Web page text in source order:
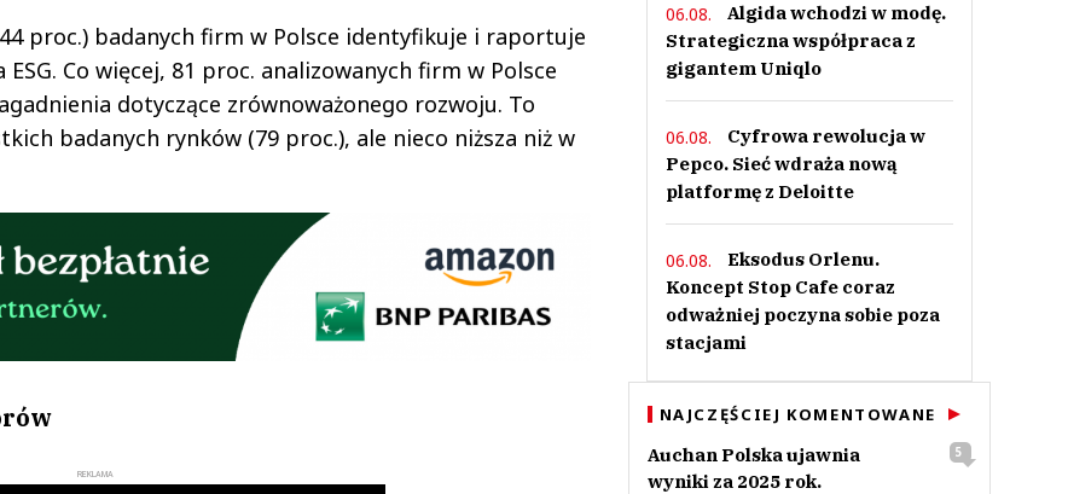
proc.) badanych firm w Polsce identyfikuje i raportuje
Co więcej, 81 proc. analizowanych firm w Polsce
dotyczące zrównoważonego rozwoju. To
badanych rynków (79 proc.), ale nieco niższa niż w
REKLAMA
06.08.
Algida wchodzi w modę.
Strategiczna współpraca z
gigantem Uniqlo
06.08.
Cyfrowa rewolucja w
Pepco. Sieć wdraża nową
platformę z Deloitte
06.08.
Eksodus Orlenu.
Koncept Stop Cafe coraz
odważniej poczyna sobie poza
stacjami
NAJCZĘŚCIEJ KOMENTOWANE
Auchan Polska ujawnia
wyniki za 2025 rok.
5